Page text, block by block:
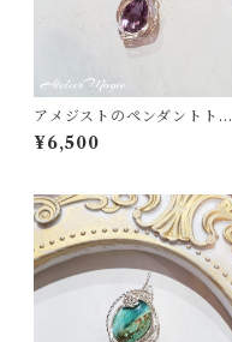
アメジストのペンダントトッ
プ
¥6,500